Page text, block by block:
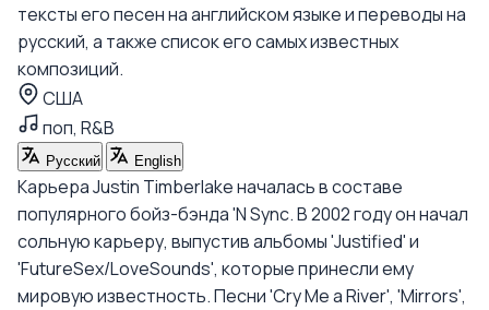
тексты его песен на английском языке и переводы на
русский, а также список его самых известных
композиций.
США
поп, R&B
Русский English
Карьера Justin Timberlake началась в составе
популярного бойз-бэнда 'N Sync. В 2002 году он начал
сольную карьеру, выпустив альбомы 'Justified' и
'FutureSex/LoveSounds', которые принесли ему
мировую известность. Песни 'Cry Me a River', 'Mirrors',